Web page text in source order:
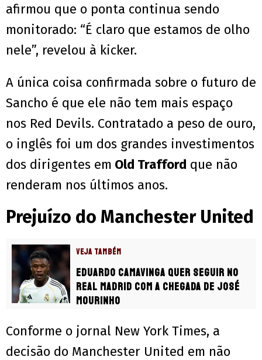
afirmou que o ponta continua sendo
monitorado: “É claro que estamos de olho
nele”, revelou à kicker.
A única coisa confirmada sobre o futuro de
Sancho é que ele não tem mais espaço
nos Red Devils. Contratado a peso de ouro,
o inglês foi um dos grandes investimentos
dos dirigentes em Old Trafford que não
renderam nos últimos anos.
Prejuízo do Manchester United
VEJA TAMBÉM
Eduardo Camavinga quer seguir no
Real Madrid com a chegada de José
Mourinho
Conforme o jornal New York Times, a
decisão do Manchester United em não